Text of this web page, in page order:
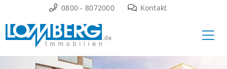
Inhalt
springen
0800 - 8072000 Kontakt